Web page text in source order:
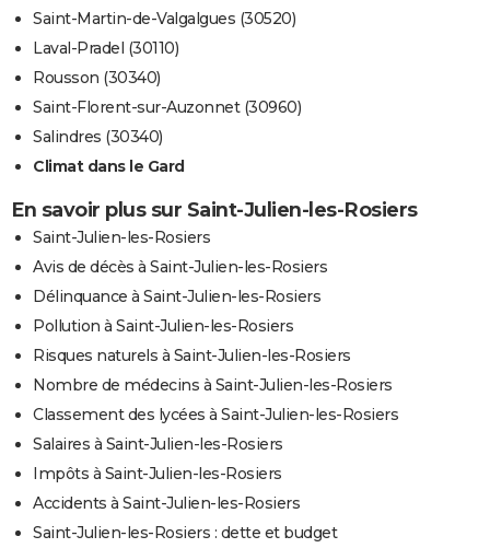
Saint-Martin-de-Valgalgues (30520)
Laval-Pradel (30110)
Rousson (30340)
Saint-Florent-sur-Auzonnet (30960)
Salindres (30340)
Climat dans le Gard
En savoir plus sur Saint-Julien-les-Rosiers
Saint-Julien-les-Rosiers
Avis de décès à Saint-Julien-les-Rosiers
Délinquance à Saint-Julien-les-Rosiers
Pollution à Saint-Julien-les-Rosiers
Risques naturels à Saint-Julien-les-Rosiers
Nombre de médecins à Saint-Julien-les-Rosiers
Classement des lycées à Saint-Julien-les-Rosiers
Salaires à Saint-Julien-les-Rosiers
Impôts à Saint-Julien-les-Rosiers
Accidents à Saint-Julien-les-Rosiers
Saint-Julien-les-Rosiers : dette et budget